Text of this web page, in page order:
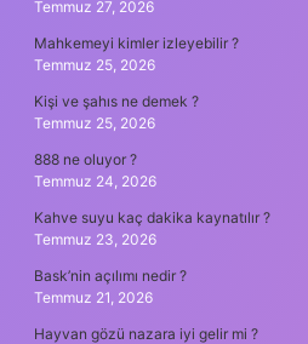
Temmuz 27, 2026
Mahkemeyi kimler izleyebilir ?
Temmuz 25, 2026
Kişi ve şahıs ne demek ?
Temmuz 25, 2026
888 ne oluyor ?
Temmuz 24, 2026
Kahve suyu kaç dakika kaynatılır ?
Temmuz 23, 2026
Bask’nin açılımı nedir ?
Temmuz 21, 2026
Hayvan gözü nazara iyi gelir mi ?